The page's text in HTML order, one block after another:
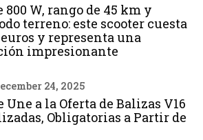
800 W, rango de 45 km y
terreno: este scooter cuesta
euros y representa una
impresionante
24, 2025
Une a la Oferta de Balizas V16
Obligatorias a Partir de